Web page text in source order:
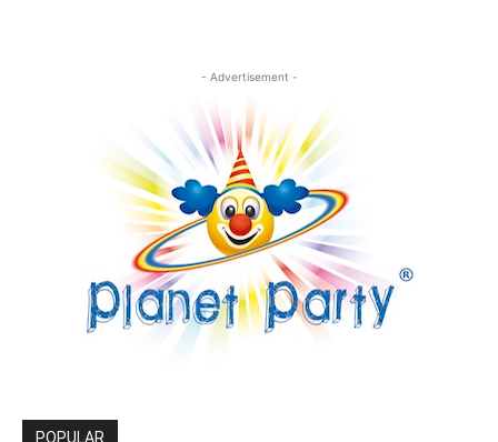
- Advertisement -
POPULAR